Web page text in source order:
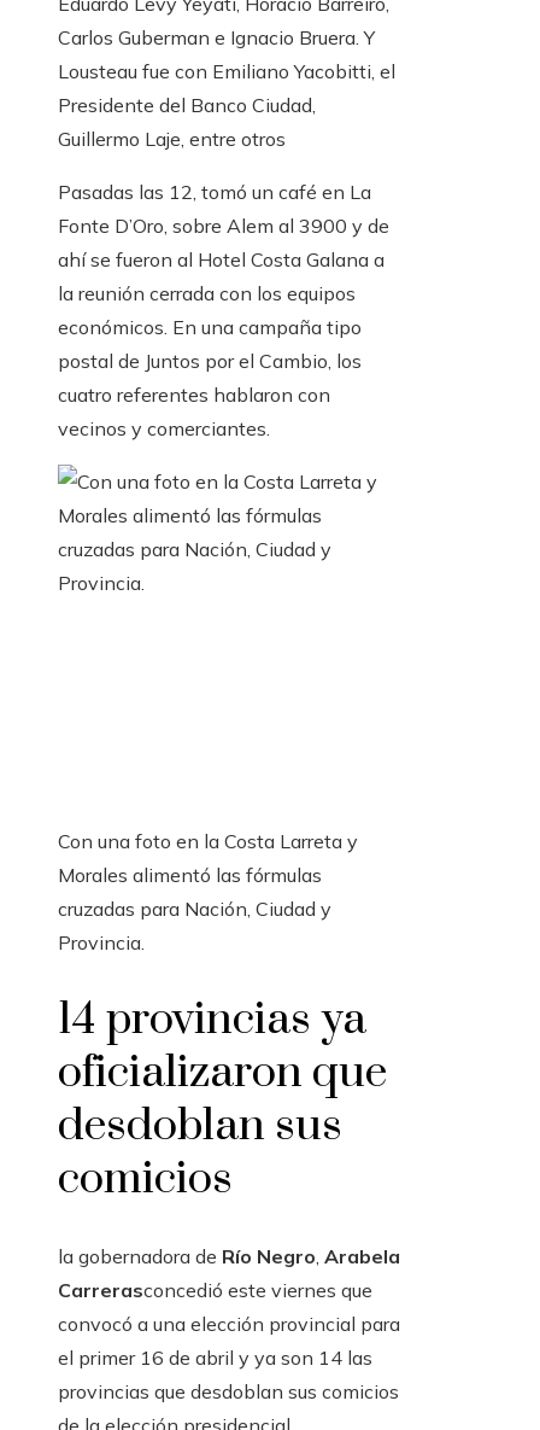
Carlos Guberman e Ignacio Bruera. Y
Lousteau fue con Emiliano Yacobitti, el
Presidente del Banco Ciudad,
Guillermo Laje, entre otros
Pasadas las 12, tomó un café en La
Fonte D’Oro, sobre Alem al 3900 y de
ahí se fueron al Hotel Costa Galana a
la reunión cerrada con los equipos
económicos. En una campaña tipo
postal de Juntos por el Cambio, los
cuatro referentes hablaron con
vecinos y comerciantes.
Con una foto en la Costa Larreta y
Morales alimentó las fórmulas
cruzadas para Nación, Ciudad y
Provincia.
14 provincias ya
oficializaron que
desdoblan sus
comicios
la gobernadora de Río Negro, Arabela
Carrerasconcedió este viernes que
convocó a una elección provincial para
el primer 16 de abril y ya son 14 las
provincias que desdoblan sus comicios